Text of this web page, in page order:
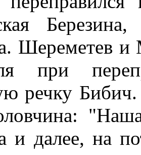
Шереметев и
при
речку
и далее, на